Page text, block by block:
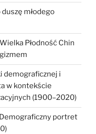
młodego
Płodność Chin
demograficznej i
w kontekście
(1900–2020)
portret